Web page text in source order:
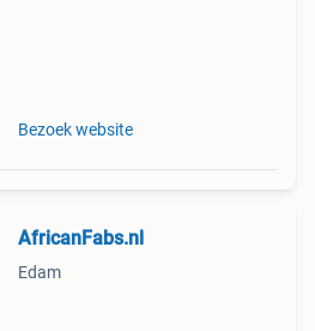
Bezoek website
AfricanFabs.nl
Edam